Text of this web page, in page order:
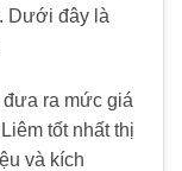
Dưới đây là
đưa ra mức giá
tốt nhất thị
và kích